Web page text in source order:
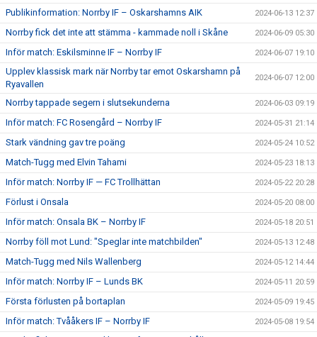
Publikinformation: Norrby IF – Oskarshamns AIK 2024-06-13 12:37
Norrby fick det inte att stämma - kammade noll i Skåne 2024-06-09 05:30
Inför match: Eskilsminne IF – Norrby IF 2024-06-07 19:10
Upplev klassisk mark när Norrby tar emot Oskarshamn på
Ryavallen
2024-06-07 12:00
Norrby tappade segern i slutsekunderna 2024-06-03 09:19
Inför match: FC Rosengård – Norrby IF 2024-05-31 21:14
Stark vändning gav tre poäng 2024-05-24 10:52
Match-Tugg med Elvin Tahami 2024-05-23 18:13
Inför match: Norrby IF — FC Trollhättan 2024-05-22 20:28
Förlust i Onsala 2024-05-20 08:00
Inför match: Onsala BK – Norrby IF 2024-05-18 20:51
Norrby föll mot Lund: "Speglar inte matchbilden" 2024-05-13 12:48
Match-Tugg med Nils Wallenberg 2024-05-12 14:44
Inför match: Norrby IF – Lunds BK 2024-05-11 20:59
Första förlusten på bortaplan 2024-05-09 19:45
Inför match: Tvååkers IF – Norrby IF 2024-05-08 19:54